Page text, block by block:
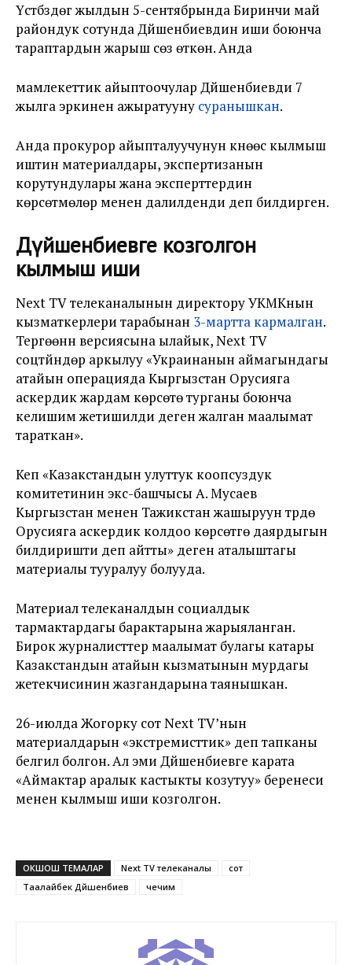
Үстүбүздөгү жылдын 5-сентябрында Биринчи май
райондук сотунда Дүйшенбиевдин иши боюнча
тараптардын жарыш сөзү өткөн. Анда
мамлекеттик айыптоочулар Дүйшенбиевди 7
жылга эркинен ажыратууну суранышкан.
Анда прокурор айыпталуучунун күнөөсү кылмыш
иштин материалдары, экспертизанын
корутундулары жана эксперттердин
көрсөтмөлөрү менен далилденди деп билдирген.
Дүйшенбиевге козголгон
кылмыш иши
Next TV телеканалынын директору УКМКнын
кызматкерлери тарабынан 3-мартта кармалган.
Тергөөнүн версиясына ылайык, Next TV
соцтүйүндөр аркылуу «Украинанын аймагындагы
атайын операцияда Кыргызстан Орусияга
аскердик жардам көрсөтө турганы боюнча
келишим жетишилди деген жалган маалымат
тараткан».
Кеп «Казакстандын улуттук коопсуздук
комитетинин экс-башчысы А. Мусаев
Кыргызстан менен Тажикстан жашыруун түрдө
Орусияга аскердик колдоо көрсөтүүгө даярдыгын
билдиришти деп айтты» деген аталыштагы
материалы тууралуу болууда.
Материал телеканалдын социалдык
тармактардагы барактарына жарыяланган.
Бирок журналисттер маалымат булагы катары
Казакстандын атайын кызматынын мурдагы
жетекчисинин жазгандарына таянышкан.
26-июлда Жогорку сот Next TV’нын
материалдарын «экстремисттик» деп тапканы
белгилүү болгон. Ал эми Дүйшенбиевге карата
«Аймактар аралык кастыкты козутуу» беренеси
менен кылмыш иши козголгон.
ОКШОШ ТЕМАЛАР Next TV телеканалы
сот
Таалайбек Дүйшенбиев
чечим